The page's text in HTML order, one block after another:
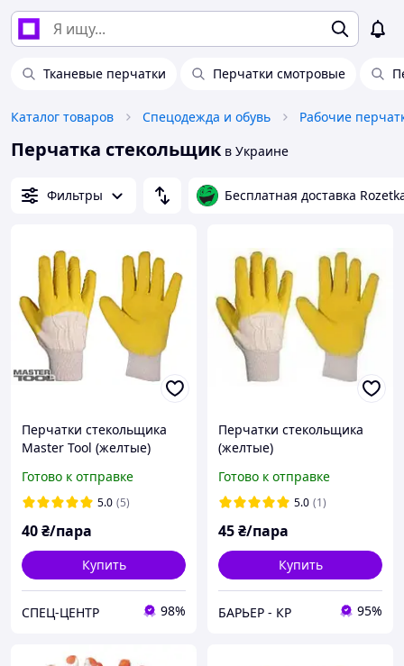
Тканевые перчатки Перчатки смотровые
Каталог товаров Спецодежда и обувь Рабочие
Перчатка стекольщик в Украине
Фильтры Бесплатная доставка
Перчатки стекольщика
Master Tool (желтые)
Готово к отправке
5.0 (5)
40₴/пара
Купить
СПЕЦ-ЦЕНТР 98%
Перчатки стекольщика
(желтые)
Готово к отправке
5.0 (1)
45₴/пара
Купить
БАРЬЕР - КР 95%